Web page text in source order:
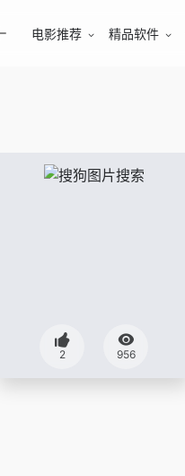
电影推荐 精品软件
2 956